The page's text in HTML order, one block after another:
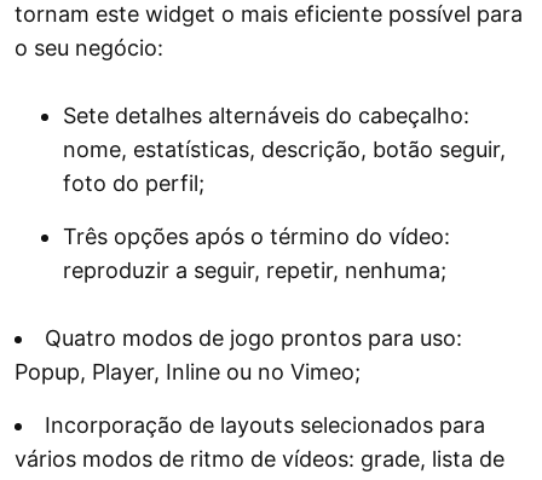
tornam este widget o mais eficiente possível para
o seu negócio:
Sete detalhes alternáveis ​​do cabeçalho:
nome, estatísticas, descrição, botão seguir,
foto do perfil;
Três opções após o término do vídeo:
reproduzir a seguir, repetir, nenhuma;
Quatro modos de jogo prontos para uso:
Popup, Player, Inline ou no Vimeo;
Incorporação de layouts selecionados para
vários modos de ritmo de vídeos: grade, lista de